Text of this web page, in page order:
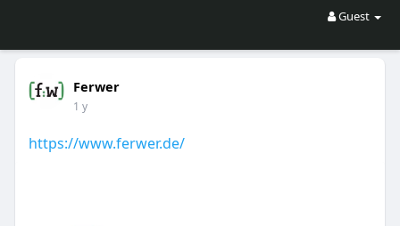
Guest
Ferwer
1 y
https://www.ferwer.de/